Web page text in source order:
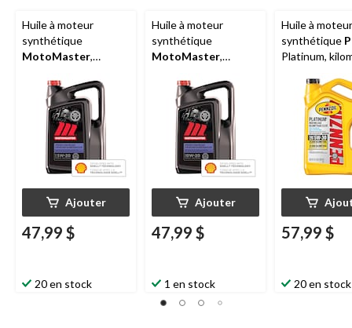
Huile à moteur
synthétique
MotoMaster,
5W-20, 5 L
Ajouter
47,99 $
20 en stock
Huile à moteur
synthétique
MotoMaster,
0W-20, 5 L
Ajouter
47,99 $
1 en stock
Huile à moteur
synthétique
Platinum,
57,99 $
20 en stock